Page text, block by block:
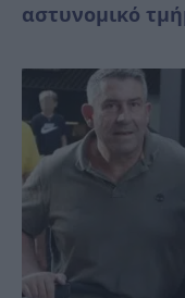
αστυνομικό